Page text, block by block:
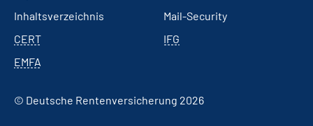
Inhaltsverzeichnis
Mail-Security
CERT
IFG
EMFA
© Deutsche Rentenversicherung 2026